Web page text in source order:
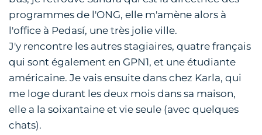
programmes de l'ONG, elle m'amène alors à
l'office à Pedasí, une très jolie ville.
J'y rencontre les autres stagiaires, quatre français
qui sont également en GPN1, et une étudiante
américaine. Je vais ensuite dans chez Karla, qui
me loge durant les deux mois dans sa maison,
elle a la soixantaine et vie seule (avec quelques
chats).